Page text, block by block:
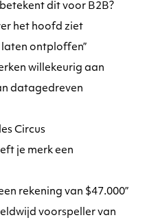
dit voor B2B?
het hoofd ziet
ontploffen”
willekeurig aan
datagedreven
Circus
je merk een
rekening van $47.000”
voorspeller van